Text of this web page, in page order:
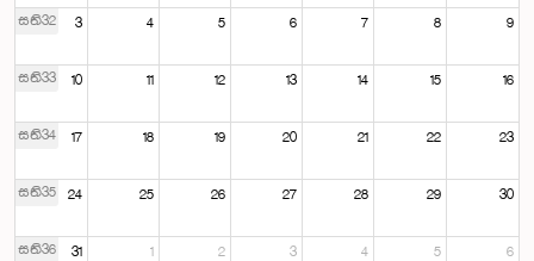
සති32 3 4 5 6 7 8 9
සති33 10 11 12 13 14 15 16
සති34 17 18 19 20 21 22 23
සති35 24 25 26 27 28 29 30
සති36 31 1 2 3 4 5 6